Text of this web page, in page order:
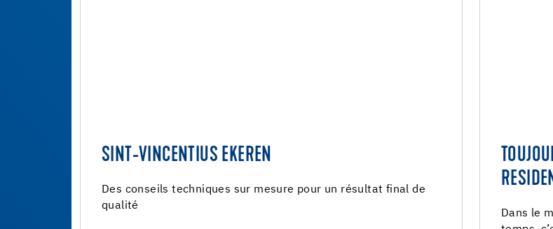
SINT-VINCENTIUS EKEREN
Des conseils techniques sur mesure pour un résultat final de
qualité
Dans le